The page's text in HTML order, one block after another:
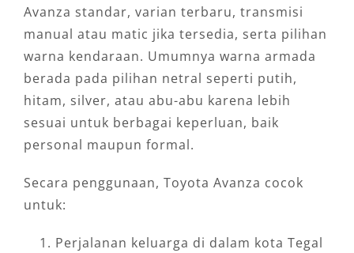
Avanza standar, varian terbaru, transmisi
manual atau matic jika tersedia, serta pilihan
warna kendaraan. Umumnya warna armada
berada pada pilihan netral seperti putih,
hitam, silver, atau abu-abu karena lebih
sesuai untuk berbagai keperluan, baik
personal maupun formal.
Secara penggunaan, Toyota Avanza cocok
untuk:
Perjalanan keluarga di dalam kota Tegal